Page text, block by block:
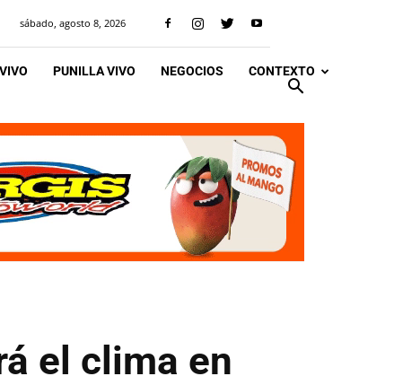
sábado, agosto 8, 2026
PUNILLA VIVO NEGOCIOS CONTEXTO
el clima en